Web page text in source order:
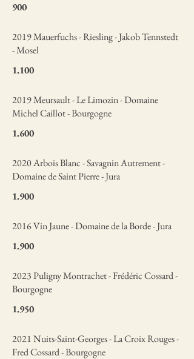
900
2019 Mauerfuchs - Riesling - Jakob Tennstedt
- Mosel
1.100
2019 Meursault - Le Limozin - Domaine
Michel Caillot - Bourgogne
1.600
2020 Arbois Blanc - Savagnin Autrement -
Domaine de Saint Pierre - Jura
1.900
2016 Vin Jaune - Domaine de la Borde - Jura
1.900
2023 Puligny Montrachet - Frédéric Cossard -
Bourgogne
1.950
2021 Nuits-Saint-Georges - La Croix Rouges -
Fred Cossard - Bourgogne